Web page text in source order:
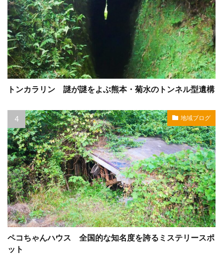
トンカラリン 謎が謎をよぶ熊本・菊水のトンネル型遺構
地域ブログ
ペコちゃんハウス 全国的な知名度を誇るミステリースポ
ット